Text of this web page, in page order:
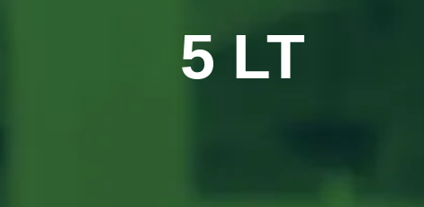
5 LT